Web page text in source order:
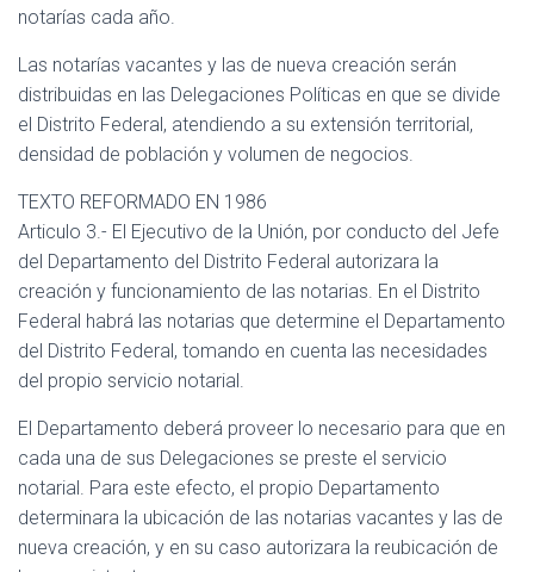
notarías cada año.
Las notarías vacantes y las de nueva creación serán
distribuidas en las Delegaciones Políticas en que se divide
el Distrito Federal, atendiendo a su extensión territorial,
densidad de población y volumen de negocios.
TEXTO REFORMADO EN 1986
Articulo 3.- El Ejecutivo de la Unión, por conducto del Jefe
del Departamento del Distrito Federal autorizara la
creación y funcionamiento de las notarias. En el Distrito
Federal habrá las notarias que determine el Departamento
del Distrito Federal, tomando en cuenta las necesidades
del propio servicio notarial.
El Departamento deberá proveer lo necesario para que en
cada una de sus Delegaciones se preste el servicio
notarial. Para este efecto, el propio Departamento
determinara la ubicación de las notarias vacantes y las de
nueva creación, y en su caso autorizara la reubicación de